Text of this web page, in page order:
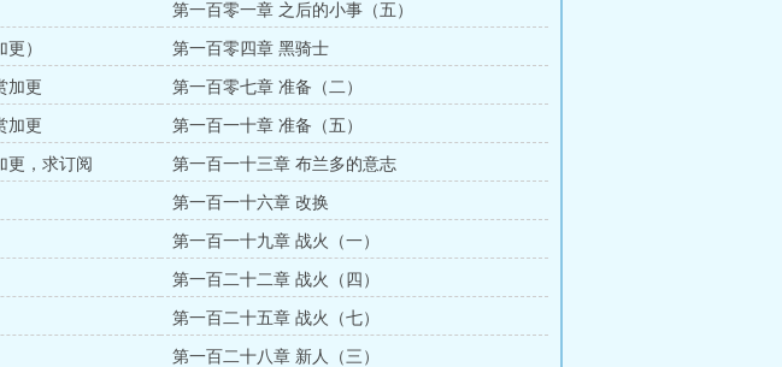
第一百零一章 之后的小事（五）
） 第一百零四章 黑骑士
加更 第一百零七章 准备（二）
加更 第一百一十章 准备（五）
更，求订阅 第一百一十三章 布兰多的意志
第一百一十六章 改换
第一百一十九章 战火（一）
第一百二十二章 战火（四）
第一百二十五章 战火（七）
第一百二十八章 新人（三）